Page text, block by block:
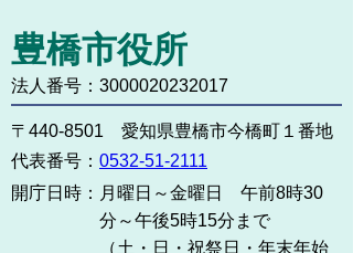
豊橋市役所
法人番号：3000020232017
〒440-8501 愛知県豊橋市今橋町１番地
代表番号： 0532-51-2111
開庁日時： 月曜日～金曜日 午前8時30
分～午後5時15分まで
（土・日・祝祭日・年末年始